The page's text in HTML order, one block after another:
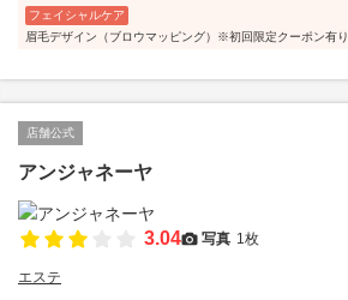
フェイシャルケア
眉毛デザイン（ブロウマッピング）※初回限定クーポン有り
店舗公式
アンジャネーヤ
3.04 写真 1枚
エステ